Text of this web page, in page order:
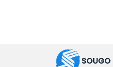
SOUGO